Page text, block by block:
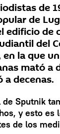
de
de
edificio de
del
la que
mató a
a decenas.
Sputnik
y esto es
de los